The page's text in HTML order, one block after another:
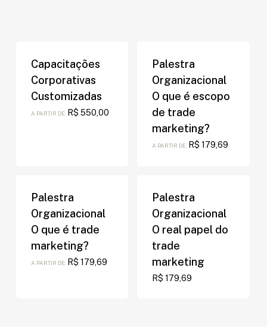
Capacitações
Corporativas
Customizadas
A PARTIR DE: R$ 550,00
Palestra
Organizacional
O que é escopo
de trade
marketing?
A PARTIR DE: R$ 179,69
Palestra
Organizacional
O que é trade
marketing?
A PARTIR DE: R$ 179,69
Palestra
Organizacional
O real papel do
trade
marketing
R$ 179,69